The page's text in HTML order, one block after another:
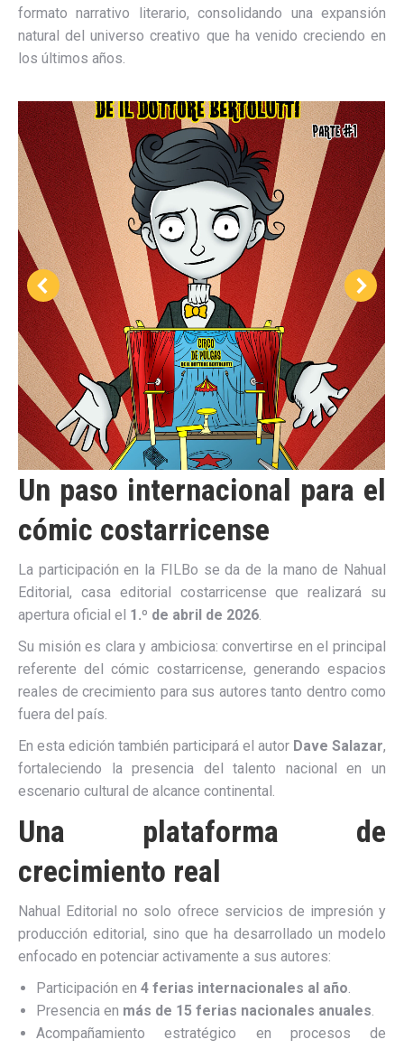
formato narrativo literario, consolidando una expansión
natural del universo creativo que ha venido creciendo en
los últimos años.
Un paso internacional para el
cómic costarricense
La participación en la FILBo se da de la mano de Nahual
Editorial, casa editorial costarricense que realizará su
apertura oficial el 1.º de abril de 2026
Su misión es clara y ambiciosa: convertirse en el principal
referente del cómic costarricense, generando espacios
reales de crecimiento para sus autores tanto dentro como
fuera del país.
En esta edición también participará el autor Dave Salazar,
fortaleciendo la presencia del talento nacional en un
escenario cultural de alcance continental.
Una plataforma de
crecimiento real
Nahual Editorial no solo ofrece servicios de impresión y
producción editorial, sino que ha desarrollado un modelo
enfocado en potenciar activamente a sus autores:
Participación en 4 ferias internacionales al año
Presencia en más de 15 ferias nacionales anuales
Acompañamiento estratégico en procesos de